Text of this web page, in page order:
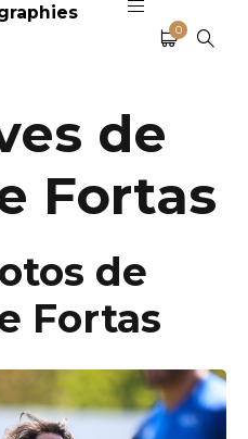
0
de
Fortas
de
Fortas